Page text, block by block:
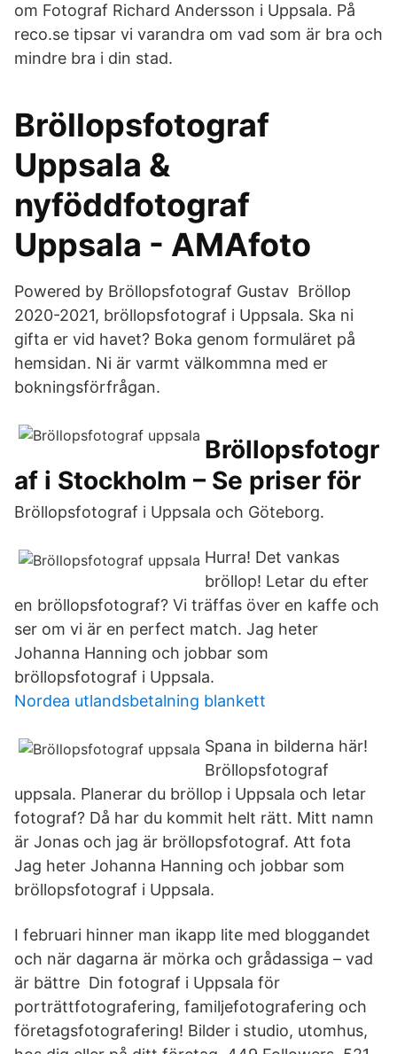
om Fotograf Richard Andersson i Uppsala. På
reco.se tipsar vi varandra om vad som är bra och
mindre bra i din stad.
Bröllopsfotograf
Uppsala &
nyföddfotograf
Uppsala - AMAfoto
Powered by Bröllopsfotograf Gustav Bröllop
2020-2021, bröllopsfotograf i Uppsala. Ska ni
gifta er vid havet? Boka genom formuläret på
hemsidan. Ni är varmt välkommna med er
bokningsförfrågan.
Bröllopsfotogr
af i Stockholm – Se priser för
Bröllopsfotograf i Uppsala och Göteborg.
Hurra! Det vankas
bröllop! Letar du efter
en bröllopsfotograf? Vi träffas över en kaffe och
ser om vi är en perfect match. Jag heter
Johanna Hanning och jobbar som
bröllopsfotograf i Uppsala.
Nordea utlandsbetalning blankett
Spana in bilderna här!
Bröllopsfotograf
uppsala. Planerar du bröllop i Uppsala och letar
fotograf? Då har du kommit helt rätt. Mitt namn
är Jonas och jag är bröllopsfotograf. Att fota
Jag heter Johanna Hanning och jobbar som
bröllopsfotograf i Uppsala.
I februari hinner man ikapp lite med bloggandet
och när dagarna är mörka och grådassiga – vad
är bättre Din fotograf i Uppsala för
porträttfotografering, familjefotografering och
företagsfotografering! Bilder i studio, utomhus,